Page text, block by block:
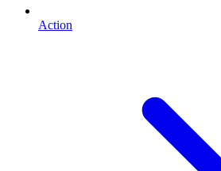
Action